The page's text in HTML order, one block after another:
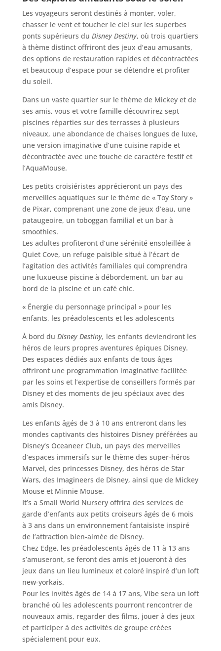
Les voyageurs seront destinés à monter, voler,
chasser le vent et toucher le ciel sur les superbes
ponts supérieurs du Disney Destiny, où trois quartiers
à thème distinct offriront des jeux d’eau amusants,
des options de restauration rapides et décontractées
et beaucoup d’espace pour se détendre et profiter
du soleil.
Dans un vaste quartier sur le thème de Mickey et de
ses amis, vous et votre famille découvrirez sept
piscines réparties sur des terrasses à plusieurs
niveaux, une abondance de chaises longues de luxe,
une version imaginative d’une cuisine rapide et
décontractée avec une touche de caractère festif et
l’AquaMouse.
Les petits croisiéristes apprécieront un pays des
merveilles aquatiques sur le thème de « Toy Story »
de Pixar, comprenant une zone de jeux d’eau, une
pataugeoire, un toboggan familial et un bar à
smoothies.
Les adultes profiteront d’une sérénité ensoleillée à
Quiet Cove, un refuge paisible situé à l’écart de
l’agitation des activités familiales qui comprendra
une luxueuse piscine à débordement, un bar au
bord de la piscine et un café chic.
« Énergie du personnage principal » pour les
enfants, les préadolescents et les adolescents
À bord du Disney Destiny, les enfants deviendront les
héros de leurs propres aventures épiques Disney.
Des espaces dédiés aux enfants de tous âges
offriront une programmation imaginative facilitée
par les soins et l’expertise de conseillers formés par
Disney et des moments de jeu spéciaux avec des
amis Disney.
Les enfants âgés de 3 à 10 ans entreront dans les
mondes captivants des histoires Disney préférées au
Disney’s Oceaneer Club, un pays des merveilles
d’espaces immersifs sur le thème des super-héros
Marvel, des princesses Disney, des héros de Star
Wars, des Imagineers de Disney, ainsi que de Mickey
Mouse et Minnie Mouse.
It’s a Small World Nursery offrira des services de
garde d’enfants aux petits croiseurs âgés de 6 mois
à 3 ans dans un environnement fantaisiste inspiré
de l’attraction bien-aimée de Disney.
Chez Edge, les préadolescents âgés de 11 à 13 ans
s’amuseront, se feront des amis et joueront à des
jeux dans un lieu lumineux et coloré inspiré d’un loft
new-yorkais.
Pour les invités âgés de 14 à 17 ans, Vibe sera un loft
branché où les adolescents pourront rencontrer de
nouveaux amis, regarder des films, jouer à des jeux
et participer à des activités de groupe créées
spécialement pour eux.